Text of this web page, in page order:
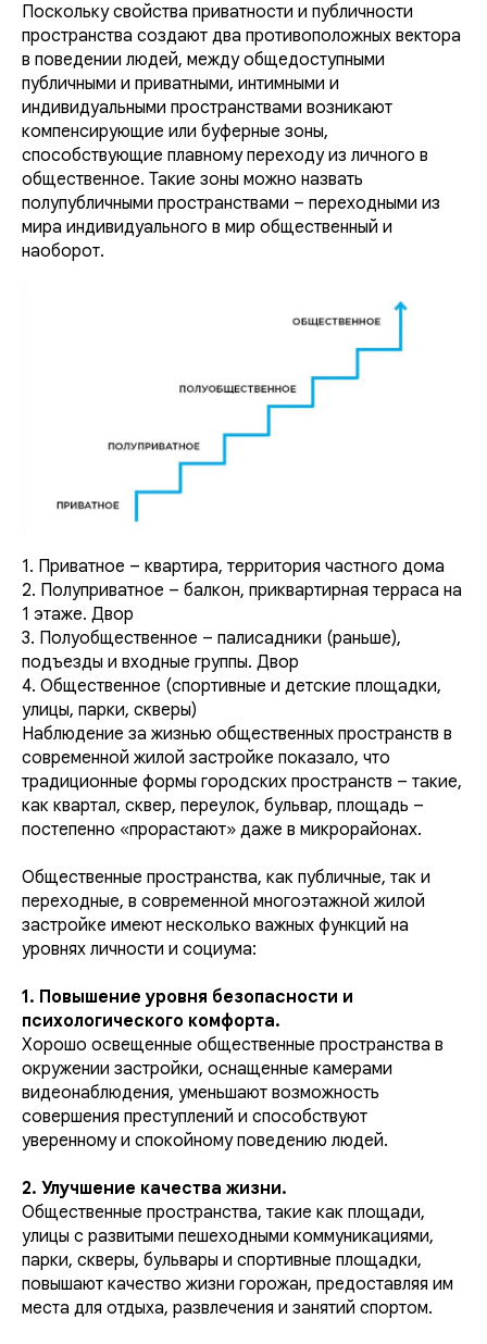
Поскольку свойства приватности и публичности
пространства создают два противоположных вектора
в поведении людей, между общедоступными
публичными и приватными, интимными и
индивидуальными пространствами возникают
компенсирующие или буферные зоны,
способствующие плавному переходу из личного в
общественное. Такие зоны можно назвать
полупубличными пространствами – переходными из
мира индивидуального в мир общественный и
наоборот.
1. Приватное – квартира, территория частного дома
2. Полуприватное – балкон, приквартирная терраса на
1 этаже. Двор
3. Полуобщественное – палисадники (раньше),
подъезды и входные группы. Двор
4. Общественное (спортивные и детские площадки,
улицы, парки, скверы)
Наблюдение за жизнью общественных пространств в
современной жилой застройке показало, что
традиционные формы городских пространств – такие,
как квартал, сквер, переулок, бульвар, площадь –
постепенно «прорастают» даже в микрорайонах.
Общественные пространства, как публичные, так и
переходные, в современной многоэтажной жилой
застройке имеют несколько важных функций на
уровнях личности и социума:
1. Повышение уровня безопасности и
психологического комфорта.
Хорошо освещенные общественные пространства в
окружении застройки, оснащенные камерами
видеонаблюдения, уменьшают возможность
совершения преступлений и способствуют
уверенному и спокойному поведению людей.
2. Улучшение качества жизни.
Общественные пространства, такие как площади,
улицы с развитыми пешеходными коммуникациями,
парки, скверы, бульвары и спортивные площадки,
повышают качество жизни горожан, предоставляя им
места для отдыха, развлечения и занятий спортом.